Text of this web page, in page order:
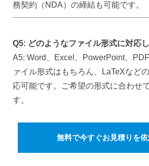
務契約（NDA）の締結も可能です。
Q5: どのようなファイル形式に対応
A5: Word、Excel、PowerPoint、
ァイル形式はもちろん、LaTeXなど
応可能です。ご希望の形式に合わせ
す。
無料で今すぐお見積りを